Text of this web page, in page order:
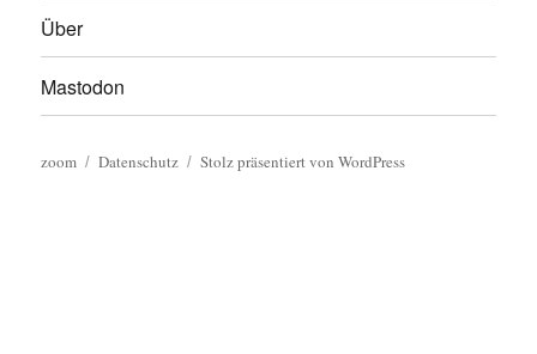
Über
Mastodon
zoom Datenschutz Stolz präsentiert von WordPress